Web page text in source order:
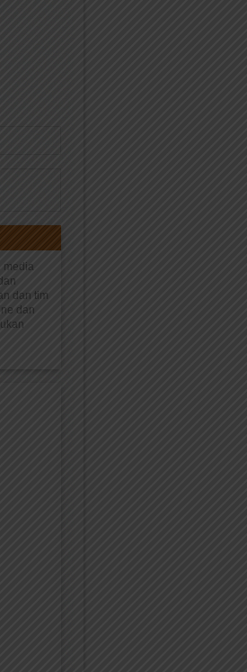
media
dan tim
dan